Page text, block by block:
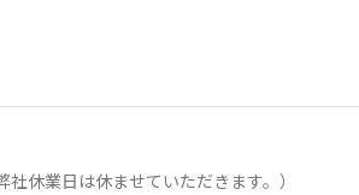
休業日は休ませていただきます。）